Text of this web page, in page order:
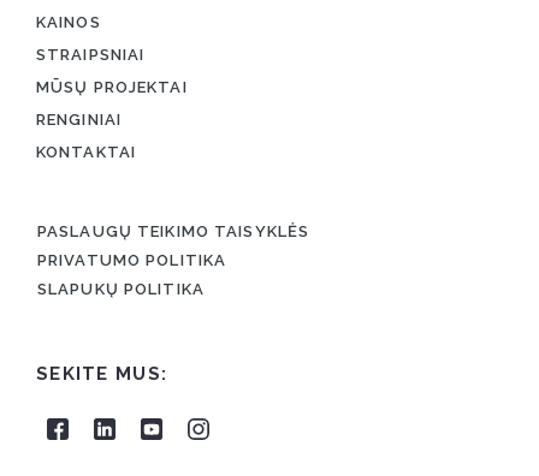
KAINOS
STRAIPSNIAI
MŪSŲ PROJEKTAI
RENGINIAI
KONTAKTAI
PASLAUGŲ TEIKIMO TAISYKLĖS
PRIVATUMO POLITIKA
SLAPUKŲ POLITIKA
SEKITE MUS: